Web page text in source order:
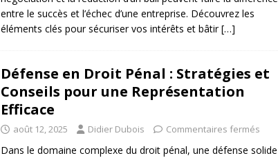
entre le succès et l’échec d’une entreprise. Découvrez les
éléments clés pour sécuriser vos intérêts et bâtir[…]
Défense en Droit Pénal : Stratégies et
Conseils pour une Représentation
Efficace
août 12, 2025 Didier Dubois Commentaires fermés
Dans le domaine complexe du droit pénal, une défense solide